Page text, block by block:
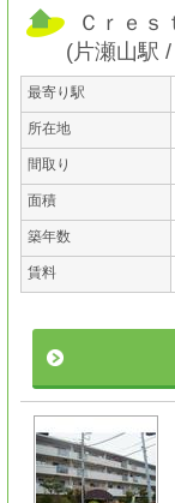
Ｃｒｅｓ
(片瀬山駅
最寄り駅
所在地
間取り
面積
築年数
賃料